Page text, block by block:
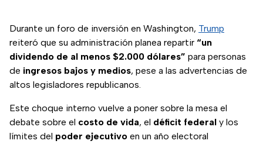
Durante un foro de inversión en Washington, Trump
reiteró que su administración planea repartir “un
dividendo de al menos $2.000 dólares” para personas
de ingresos bajos y medios, pese a las advertencias de
altos legisladores republicanos.
Este choque interno vuelve a poner sobre la mesa el
debate sobre el costo de vida, el déficit federal y los
límites del poder ejecutivo en un año electoral